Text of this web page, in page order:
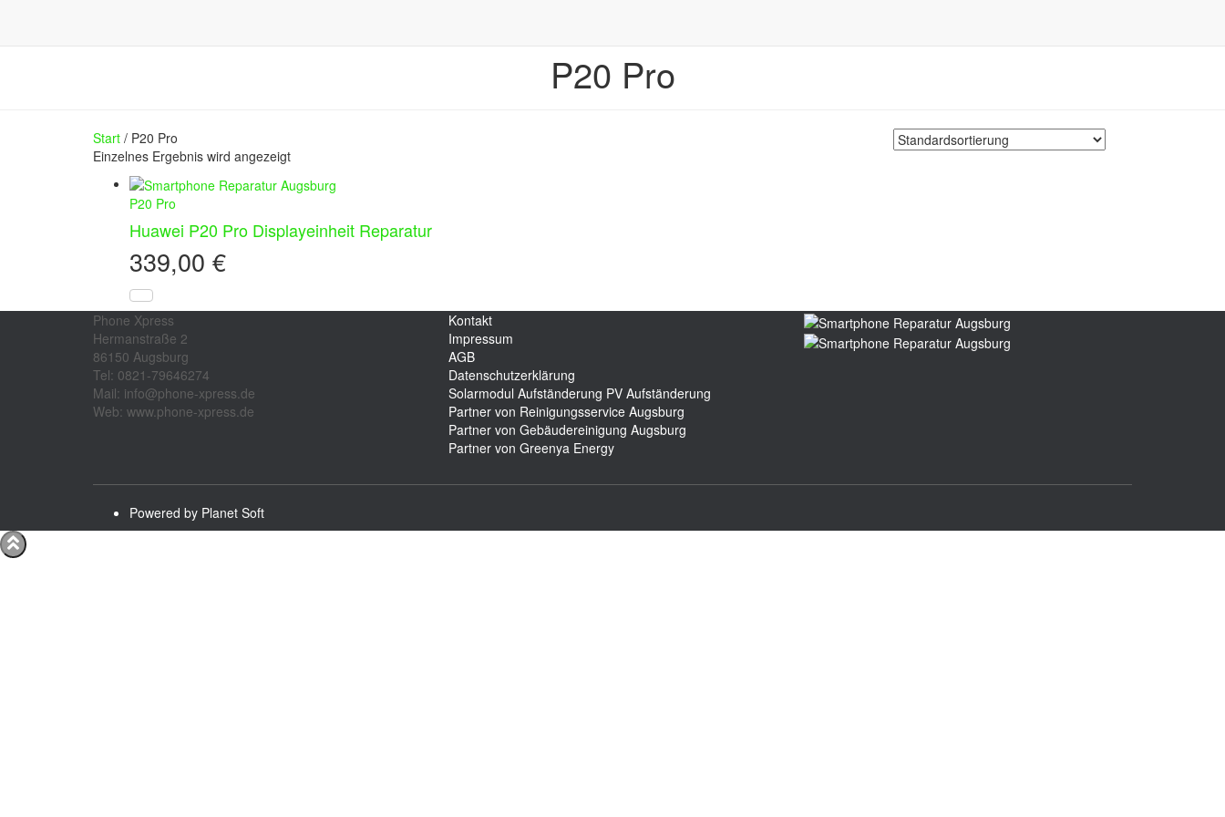
P20 Pro
Start / P20 Pro
Einzelnes Ergebnis wird angezeigt
P20 Pro
Huawei P20 Pro Displayeinheit Reparatur
339,00 €
Phone Xpress
Hermanstraße 2
86150 Augsburg
Tel: 0821-79646274
Mail: info@phone-xpress.de
Web: www.phone-xpress.de
Kontakt
Impressum
AGB
Datenschutzerklärung
Solarmodul Aufständerung PV Aufständerung
Partner von Reinigungsservice Augsburg
Partner von Gebäudereinigung Augsburg
Partner von Greenya Energy
Powered by Planet Soft